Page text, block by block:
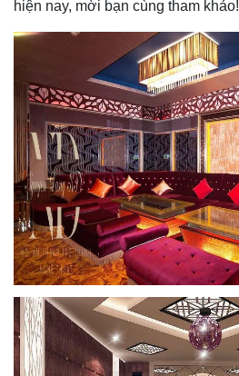
hiện nay, mời bạn cùng tham khảo!